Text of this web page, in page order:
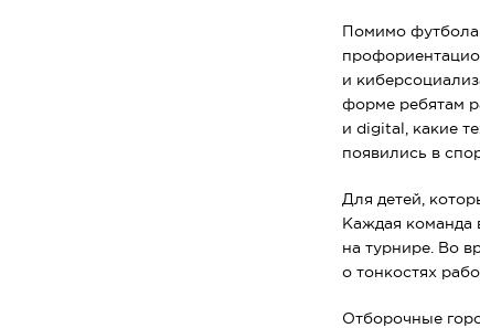
Помимо футбола
и
форме ребятам
и digital, какие
появились в
Для детей,
Каждая команда
на турнире. Во
о тонкостях
Отборочные